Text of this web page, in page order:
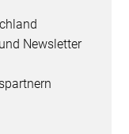
und Newsletter